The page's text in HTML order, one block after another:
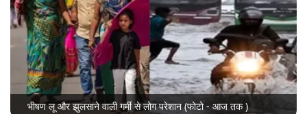
भीषण लू और झुलसाने वाली गर्मी से लोग परेशान (फोटो - आज तक )